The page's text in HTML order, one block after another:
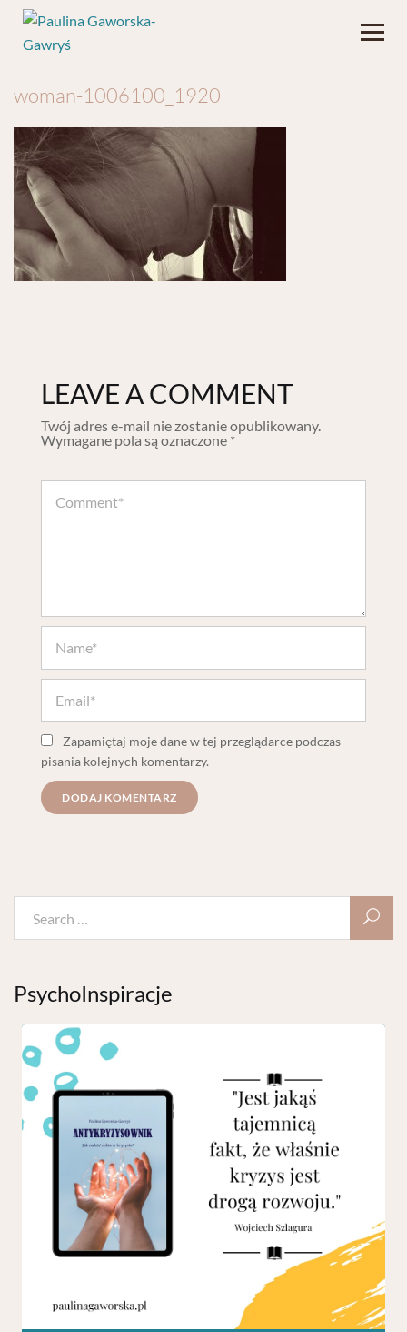
woman-1006100_1920
LEAVE A COMMENT
Twój adres e-mail nie zostanie opublikowany.
Wymagane pola są oznaczone *
Zapamiętaj moje dane w tej przeglądarce podczas
pisania kolejnych komentarzy.
PsychoInspiracje